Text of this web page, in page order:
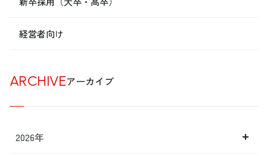
経営者向け
ARCHIVEアーカイブ
2026年